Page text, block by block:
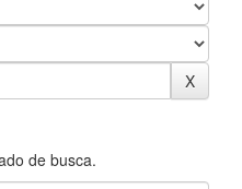
de busca.